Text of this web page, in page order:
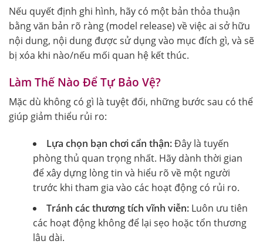
Nếu quyết định ghi hình, hãy có một bản thỏa thuận
bằng văn bản rõ ràng (model release) về việc ai sở hữu
nội dung, nội dung được sử dụng vào mục đích gì, và sẽ
bị xóa khi nào/nếu mối quan hệ kết thúc.
Làm Thế Nào Để Tự Bảo Vệ?
Mặc dù không có gì là tuyệt đối, những bước sau có thể
giúp giảm thiểu rủi ro:
Lựa chọn bạn chơi cẩn thận:Đây là tuyến
phòng thủ quan trọng nhất. Hãy dành thời gian
để xây dựng lòng tin và hiểu rõ về một người
trước khi tham gia vào các hoạt động có rủi ro.
Tránh các thương tích vĩnh viễn:Luôn ưu tiên
các hoạt động không để lại sẹo hoặc tổn thương
lâu dài.